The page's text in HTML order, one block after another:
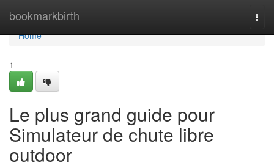
bookmarkbirth
Home
Home
1
Le plus grand guide pour
Simulateur de chute libre
outdoor